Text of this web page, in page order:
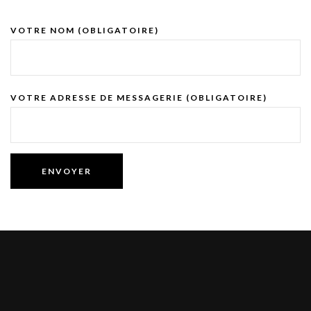
VOTRE NOM (OBLIGATOIRE)
VOTRE ADRESSE DE MESSAGERIE (OBLIGATOIRE)